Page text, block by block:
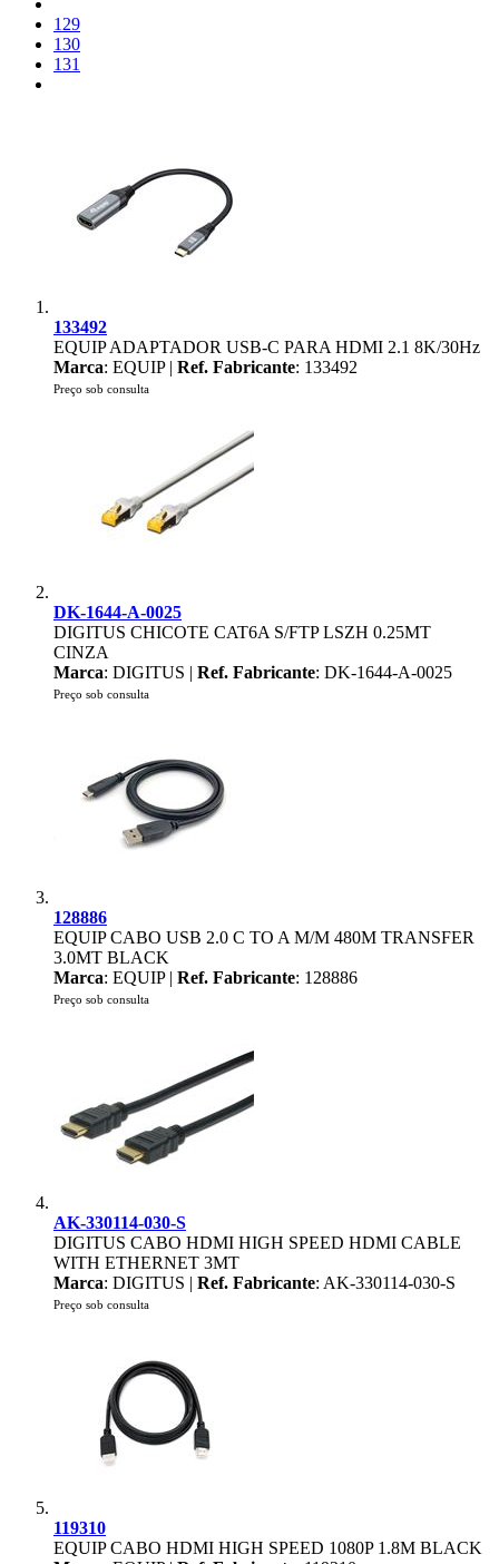
129
130
131
133492
EQUIP ADAPTADOR USB-C PARA HDMI 2.1 8K/30Hz
Marca: EQUIP | Ref. Fabricante: 133492
Preço sob consulta
DK-1644-A-0025
DIGITUS CHICOTE CAT6A S/FTP LSZH 0.25MT
CINZA
Marca: DIGITUS | Ref. Fabricante: DK-1644-A-0025
Preço sob consulta
128886
EQUIP CABO USB 2.0 C TO A M/M 480M TRANSFER
3.0MT BLACK
Marca: EQUIP | Ref. Fabricante: 128886
Preço sob consulta
AK-330114-030-S
DIGITUS CABO HDMI HIGH SPEED HDMI CABLE
WITH ETHERNET 3MT
Marca: DIGITUS | Ref. Fabricante: AK-330114-030-S
Preço sob consulta
119310
EQUIP CABO HDMI HIGH SPEED 1080P 1.8M BLACK